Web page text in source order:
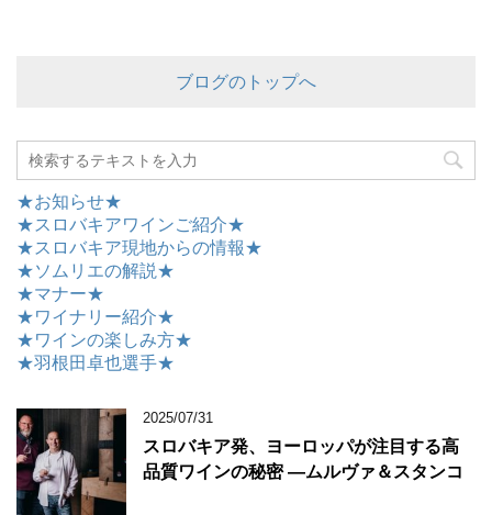
ブログのトップへ
★お知らせ★
★スロバキアワインご紹介★
★スロバキア現地からの情報★
★ソムリエの解説★
★マナー★
★ワイナリー紹介★
★ワインの楽しみ方★
★羽根田卓也選手★
2025/07/31
スロバキア発、ヨーロッパが注目する高
品質ワインの秘密 ―ムルヴァ＆スタンコ